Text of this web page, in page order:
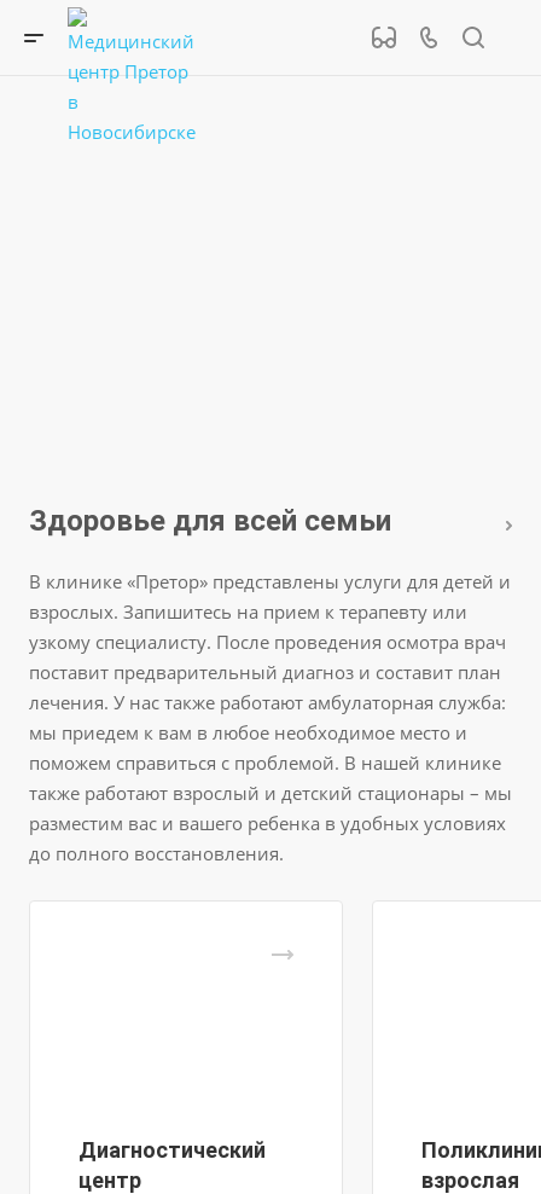
Здоровье для всей семьи
В клинике «Претор» представлены услуги для детей и
взрослых. Запишитесь на прием к терапевту или
узкому специалисту. После проведения осмотра врач
поставит предварительный диагноз и составит план
лечения. У нас также работают амбулаторная служба:
мы приедем к вам в любое необходимое место и
поможем справиться с проблемой. В нашей клинике
также работают взрослый и детский стационары – мы
разместим вас и вашего ребенка в удобных условиях
до полного восстановления.
Диагностический
центр
взрослая